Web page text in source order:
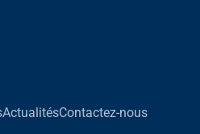
ActualitésContactez-nous